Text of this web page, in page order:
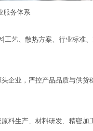
服务体系
工艺、散热方案、行业标准
企业，严控产品品质与供
料生产、材料研发、精密